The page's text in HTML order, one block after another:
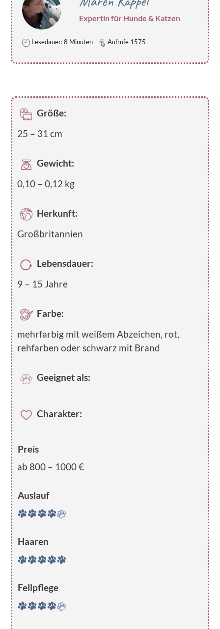
Expertin für Hunde & Katzen
Lesedauer: 8 Minuten Aufrufe 1575
Größe:
25 – 31 cm
Gewicht:
0,10 – 0,12 kg
Herkunft:
Großbritannien
Lebensdauer:
9 – 15 Jahre
Farbe:
mehrfarbig mit weißem Abzeichen, rot,
rehfarben oder schwarz mit Brand
Geeignet als:
Charakter:
Preis
ab 800 – 1000 €
Auslauf
Haaren
Fellpflege